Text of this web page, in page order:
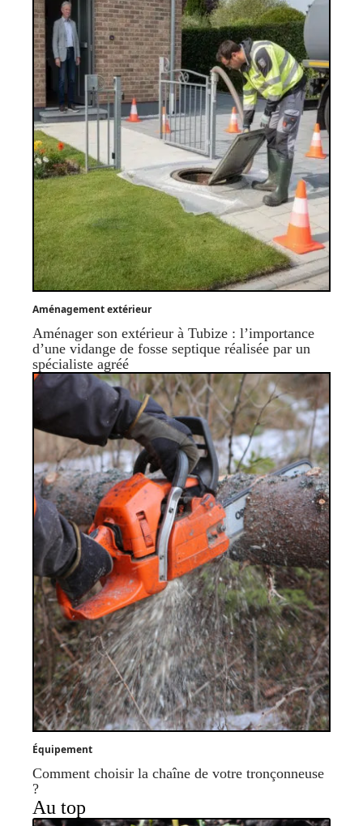
Aménagement extérieur
Aménager son extérieur à Tubize : l’importance
d’une vidange de fosse septique réalisée par un
spécialiste agréé
Équipement
Comment choisir la chaîne de votre tronçonneuse
?
Au top